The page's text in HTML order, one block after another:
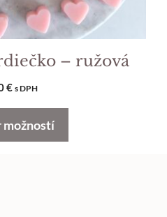
– ružová
€ s DPH
možností